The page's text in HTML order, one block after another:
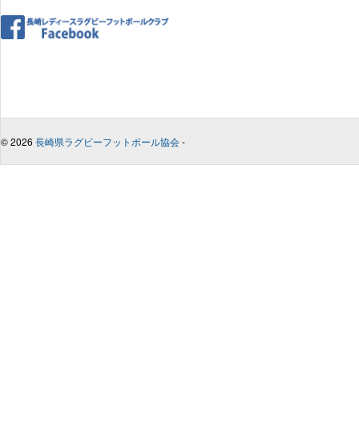
© 2026 長崎県ラグビーフットボール協会-